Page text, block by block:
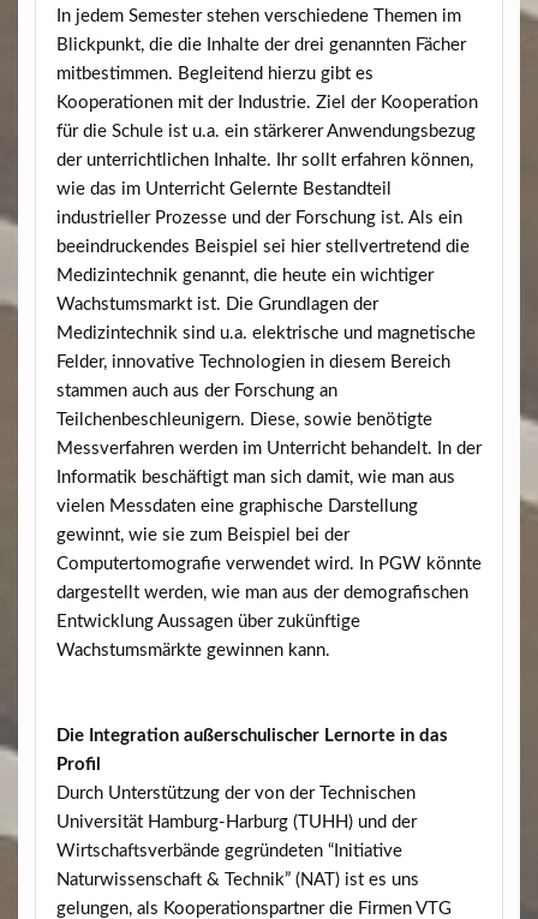
In jedem Semester stehen verschiedene Themen im
Blickpunkt, die die Inhalte der drei genannten Fächer
mitbestimmen. Begleitend hierzu gibt es
Kooperationen mit der Industrie. Ziel der Kooperation
für die Schule ist u.a. ein stärkerer Anwendungsbezug
der unterrichtlichen Inhalte. Ihr sollt erfahren können,
wie das im Unterricht Gelernte Bestandteil
industrieller Prozesse und der Forschung ist. Als ein
beeindruckendes Beispiel sei hier stellvertretend die
Medizintechnik genannt, die heute ein wichtiger
Wachstumsmarkt ist. Die Grundlagen der
Medizintechnik sind u.a. elektrische und magnetische
Felder, innovative Technologien in diesem Bereich
stammen auch aus der Forschung an
Teilchenbeschleunigern. Diese, sowie benötigte
Messverfahren werden im Unterricht behandelt. In der
Informatik beschäftigt man sich damit, wie man aus
vielen Messdaten eine graphische Darstellung
gewinnt, wie sie zum Beispiel bei der
Computertomografie verwendet wird. In PGW könnte
dargestellt werden, wie man aus der demografischen
Entwicklung Aussagen über zukünftige
Wachstumsmärkte gewinnen kann.
Die Integration außerschulischer Lernorte in das
Profil
Durch Unterstützung der von der Technischen
Universität Hamburg-Harburg (TUHH) und der
Wirtschaftsverbände gegründeten “Initiative
Naturwissenschaft & Technik” (NAT) ist es uns
gelungen, als Kooperationspartner die Firmen VTG